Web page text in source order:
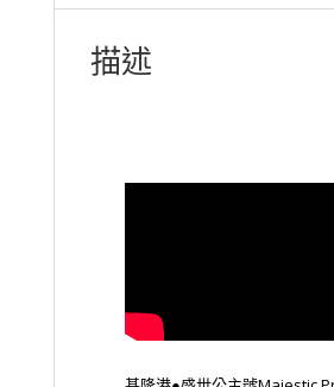
描述